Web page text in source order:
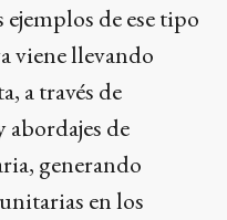
de ese tipo
viene llevando
a través de
de
generando
en los